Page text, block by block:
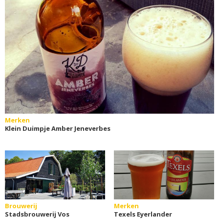
Merken
Klein Duimpje Amber Jeneverbes
Brouwerij
Stadsbrouwerij Vos
Merken
Texels Eyerlander